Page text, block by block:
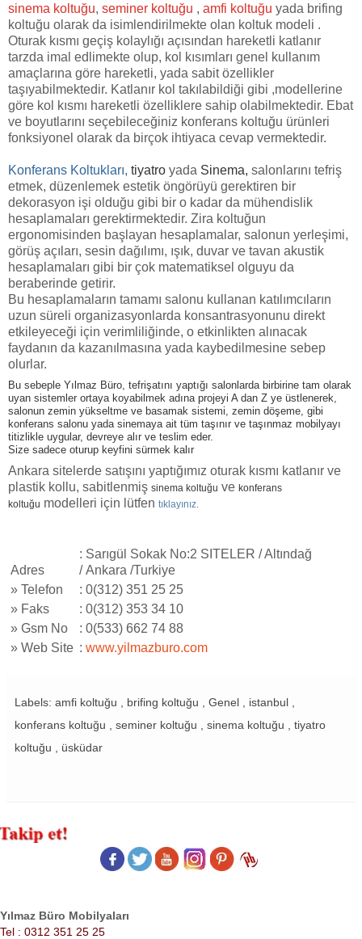
sinema koltuğu, seminer koltuğu , amfi koltuğu yada brifing
koltuğu olarak da isimlendirilmekte olan koltuk modeli .
Oturak kısmı geçiş kolaylığı açısından hareketli katlanır
tarzda imal edlimekte olup, kol kısımları genel kullanım
amaçlarına göre hareketli, yada sabit özellikler
taşıyabilmektedir. Katlanır kol takılabildiği gibi ,modellerine
göre kol kısmı hareketli özelliklere sahip olabilmektedir. Ebat
ve boyutlarını seçebileceğiniz konferans koltuğu ürünleri
fonksiyonel olarak da birçok ihtiyaca cevap vermektedir.
Konferans Koltukları, tiyatro yada Sinema, salonlarını tefriş
etmek, düzenlemek estetik öngörüyü gerektiren bir
dekorasyon işi olduğu gibi bir o kadar da mühendislik
hesaplamaları gerektirmektedir. Zira koltuğun
ergonomisinden başlayan hesaplamalar, salonun yerleşimi,
görüş açıları, sesin dağılımı, ışık, duvar ve tavan akustik
hesaplamaları gibi bir çok matematiksel olguyu da
beraberinde getirir.
Bu hesaplamaların tamamı salonu kullanan katılımcıların
uzun süreli organizasyonlarda konsantrasyonunu direkt
etkileyeceği için verimliliğinde, o etkinlikten alınacak
faydanın da kazanılmasına yada kaybedilmesine sebep
olurlar.
Bu sebeple Yılmaz Büro, tefrişatını yaptığı salonlarda birbirine tam olarak
uyan sistemler ortaya koyabilmek adına projeyi A dan Z ye üstlenerek,
salonun zemin yükseltme ve basamak sistemi, zemin döşeme, gibi
konferans salonu yada sinemaya ait tüm taşınır ve taşınmaz mobilyayı
titizlikle uygular, devreye alır ve teslim eder.
Size sadece oturup keyfini sürmek kalır
Ankara sitelerde satışını yaptığımız oturak kısmı katlanır ve
plastik kollu, sabitlenmiş sinema koltuğu ve konferans
koltuğu modelleri için lütfen tıklayınız.
Adres
: Sarıgül Sokak No:2 SITELER / Altındağ
/ Ankara /Turkiye
» Telefon
: 0(312) 351 25 25
» Faks
: 0(312) 353 34 10
» Gsm No
: 0(533) 662 74 88
» Web Site : www.yilmazburo.com
Labels: amfi koltuğu , brifing koltuğu , Genel , istanbul ,
konferans koltuğu , seminer koltuğu , sinema koltuğu , tiyatro
koltuğu , üsküdar
Yılmaz Büro Mobilyaları
Tel : 0312 351 25 25